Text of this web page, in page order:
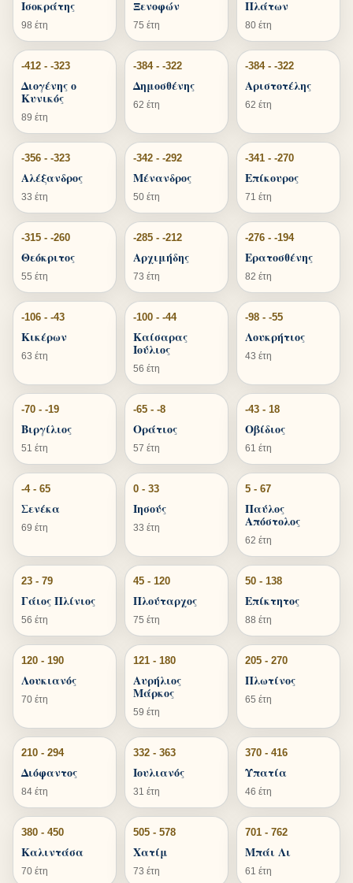
Ισοκράτης
98 έτη
Ξενοφών
75 έτη
Πλάτων
80 έτη
-412 - -323
Διογένης ο
Κυνικός
89 έτη
-384 - -322
Δημοσθένης
62 έτη
-384 - -322
Αριστοτέλης
62 έτη
-356 - -323
Αλέξανδρος
33 έτη
-342 - -292
Μένανδρος
50 έτη
-341 - -270
Επίκουρος
71 έτη
-315 - -260
Θεόκριτος
55 έτη
-285 - -212
Αρχιμήδης
73 έτη
-276 - -194
Ερατοσθένης
82 έτη
-106 - -43
Κικέρων
63 έτη
-100 - -44
Καίσαρας
Ιούλιος
56 έτη
-98 - -55
Λουκρήτιος
43 έτη
-70 - -19
Βιργίλιος
51 έτη
-65 - -8
Οράτιος
57 έτη
-43 - 18
Οβίδιος
61 έτη
-4 - 65
Σενέκα
69 έτη
0 - 33
Ιησούς
33 έτη
5 - 67
Παύλος
Απόστολος
62 έτη
23 - 79
Γάιος Πλίνιος
56 έτη
45 - 120
Πλούταρχος
75 έτη
50 - 138
Επίκτητος
88 έτη
120 - 190
Λουκιανός
70 έτη
121 - 180
Αυρήλιος
Μάρκος
59 έτη
205 - 270
Πλωτίνος
65 έτη
210 - 294
Διόφαντος
84 έτη
332 - 363
Ιουλιανός
31 έτη
370 - 416
Υπατία
46 έτη
380 - 450
Καλιντάσα
70 έτη
505 - 578
Χατίμ
73 έτη
701 - 762
Μπάι Λι
61 έτη